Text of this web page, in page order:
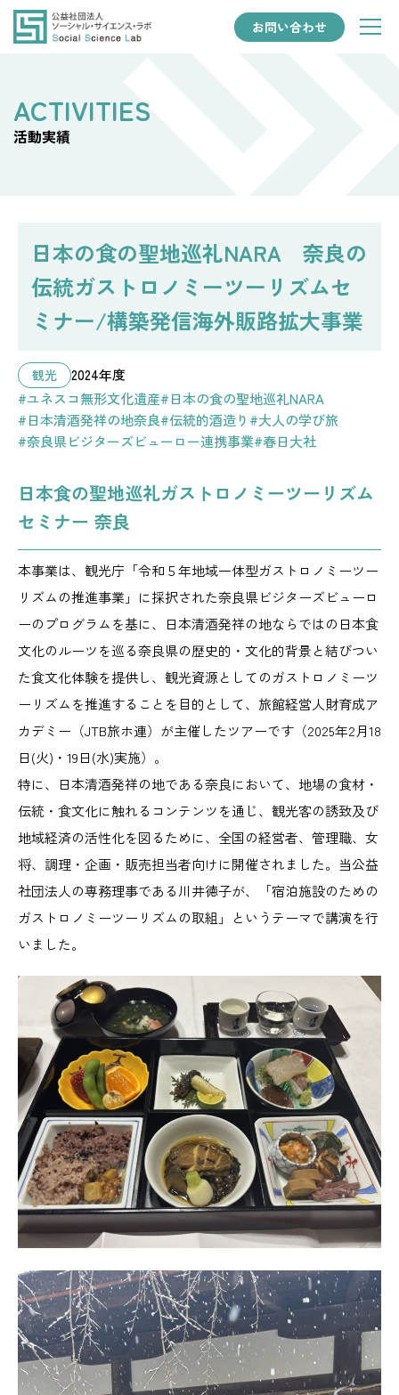
お問い合わせ
活動実績
日本の食の聖地巡礼NARA 奈良の
伝統ガストロノミーツーリズムセ
ミナー/構築発信海外販路拡大事業
観光
2024年度
#ユネスコ無形文化遺産#日本の食の聖地巡礼NARA
#日本清酒発祥の地奈良#伝統的酒造り #大人の学び旅
#奈良県ビジターズビューロー連携事業#春日大社
日本食の聖地巡礼ガストロノミーツーリズム
セミナー 奈良
本事業は、観光庁「令和５年地域一体型ガストロノミーツー
リズムの推進事業」に採択された奈良県ビジターズビューロ
ーのプログラムを基に、日本清酒発祥の地ならではの日本食
文化のルーツを巡る奈良県の歴史的・文化的背景と結びつい
た食文化体験を提供し、観光資源としてのガストロノミーツ
ーリズムを推進することを目的として、旅館経営人財育成ア
カデミー（JTB旅ホ連）が主催したツアーです（2025年2月18
日(火)・19日(水)実施）。
特に、日本清酒発祥の地である奈良において、地場の食材・
伝統・食文化に触れるコンテンツを通じ、観光客の誘致及び
地域経済の活性化を図るために、全国の経営者、管理職、女
将、調理・企画・販売担当者向けに開催されました。当公益
社団法人の専務理事である川井徳子が、「宿泊施設のための
ガストロノミーツーリズムの取組」というテーマで講演を行
いました。